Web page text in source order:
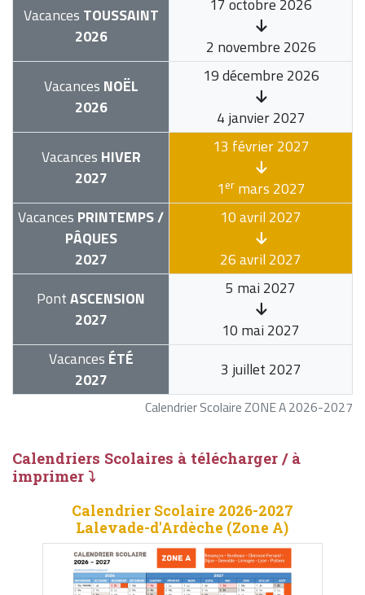
Calendrier Scolaire ZONE A 2026-2027
Vacances TOUSSAINT
2026
17 octobre 2026
2 novembre 2026
Vacances NOËL
2026
19 décembre 2026
4 janvier 2027
Vacances HIVER
2027
13 février 2027
1ermars 2027
Vacances PRINTEMPS /
PÂQUES
2027
10 avril 2027
26 avril 2027
PontASCENSION
2027
5 mai 2027
10 mai 2027
Vacances ÉTÉ
2027
3 juillet 2027
Calendriers Scolaires à télécharger / à
imprimer ⤵
Calendrier Scolaire 2026-2027
Lalevade-d'Ardèche (Zone A)